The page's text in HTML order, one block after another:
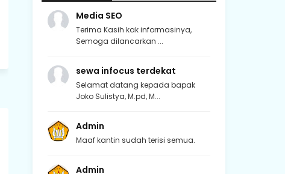
Media SEO
Terima Kasih kak informasinya,
Semoga dilancarkan ...
sewa infocus terdekat
Selamat datang kepada bapak
Joko Sulistya, M.pd, M...
Admin
Maaf kantin sudah terisi semua.
Admin